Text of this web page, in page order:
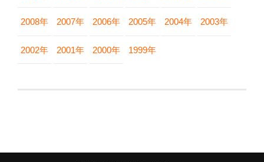
2008年 2007年 2006年 2005年 2004年 2003年
2002年 2001年 2000年 1999年